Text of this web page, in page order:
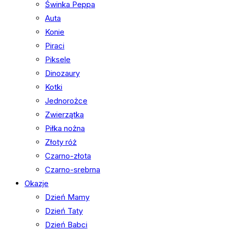
Świnka Peppa
Auta
Konie
Piraci
Piksele
Dinozaury
Kotki
Jednorożce
Zwierzątka
Piłka nożna
Złoty róż
Czarno-złota
Czarno-srebrna
Okazje
Dzień Mamy
Dzień Taty
Dzień Babci